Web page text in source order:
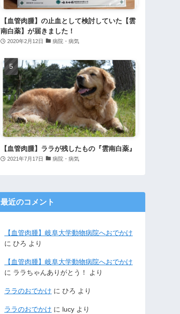
【血管肉腫】の止血として検討していた【雲
南白薬】が届きました！
2020年2月12日 病院・病気
【血管肉腫】ララが残したもの『雲南白薬』
2021年7月17日 病院・病気
最近のコメント
【血管肉腫】岐阜大学動物病院へおでかけ
に ひろ より
【血管肉腫】岐阜大学動物病院へおでかけ
に ララちゃんありがとう！ より
ララのおでかけ に ひろ より
ララのおでかけ に lucy より